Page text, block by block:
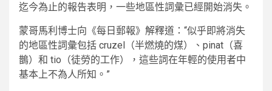
迄今為止的報告表明，一些地區性詞彙已經開始消失。
蒙哥馬利博士向《每日郵報》解釋道：“似乎即將消失
的地區性詞彙包括 cruzel（半燃燒的煤）、pinat（喜
鵲）和 tio（徒勞的工作），這些詞在年輕的使用者中
基本上不為人所知。”